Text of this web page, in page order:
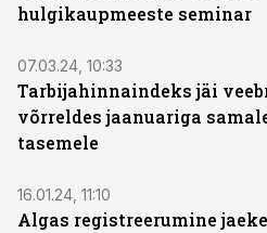
hulgikaupmeeste seminar
07.03.24, 10:33
Tarbijahinnaindeks jäi
võrreldes jaanuariga
tasemele
16.01.24, 11:10
Algas registreerumine